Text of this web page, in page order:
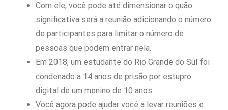
Com ele, você pode até dimensionar o quão
significativa será a reunião adicionando o número
de participantes para limitar o número de
pessoas que podem entrar nela.
Em 2018, um estudante do Rio Grande do Sul foi
condenado a 14 anos de prisão por estupro
digital de um menino de 10 anos.
Você agora pode ajudar você a levar reuniões e